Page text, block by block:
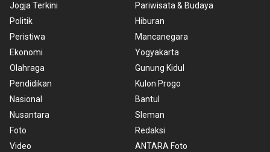
Jogja Terkini
Politik
Peristiwa
Ekonomi
Olahraga
Pendidikan
Nasional
Nusantara
Foto
Video
Pariwisata & Budaya
Hiburan
Mancanegara
Yogyakarta
Gunung Kidul
Kulon Progo
Bantul
Sleman
Redaksi
ANTARA Foto